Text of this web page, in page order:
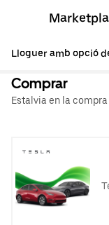
Lloguer amb opció
Comprar
Estalvia en la compra